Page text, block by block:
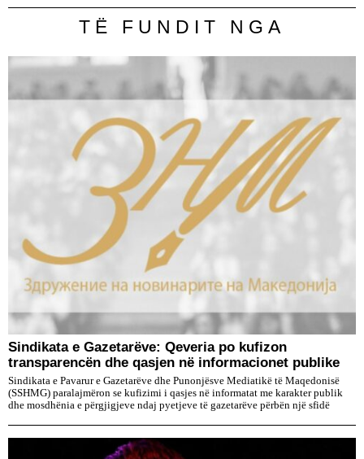
TË FUNDIT NGA
Sindikata e Gazetarëve: Qeveria po kufizon
transparencën dhe qasjen në informacionet publike
Sindikata e Pavarur e Gazetarëve dhe Punonjësve Mediatikë të Maqedonisë
(SSHMG) paralajmëron se kufizimi i qasjes në informatat me karakter publik
dhe mosdhënia e përgjigjeve ndaj pyetjeve të gazetarëve përbën një sfidë